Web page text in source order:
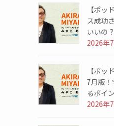
【ポッ
ス成功
いいの？
2026年
【ポッ
7月版
るポイ
2026年